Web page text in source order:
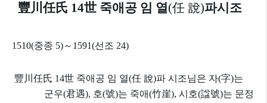
豐川任氏 14世 죽애공 임 열(任 說)파시조
1510(중종 5)～ 1591(선조 24)
豐川任氏 14世 죽애공 임 열(任 說)파 시조님은 자(字)는
군우(君遇), 호(號)는 죽애(竹崖), 시호(諡號)는 문정